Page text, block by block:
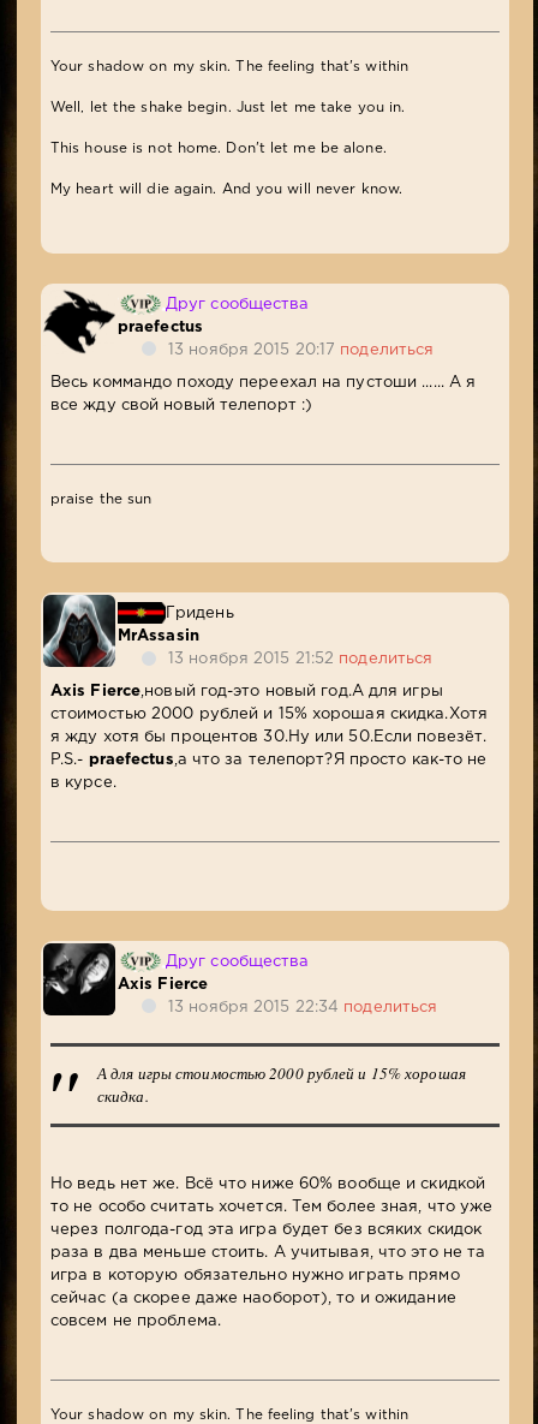
Your shadow on my skin. The feeling that's within
Well, let the shake begin. Just let me take you in.
This house is not home. Don't let me be alone.
My heart will die again. And you will never know.
Друг сообщества
praefectus
13 ноября 2015 20:17 поделиться
Весь коммандо походу переехал на пустоши ...... А я
все жду свой новый телепорт :)
praise the sun
Гридень
MrAssasin
13 ноября 2015 21:52
поделиться
Axis Fierce ,новый год-это новый год.А для игры
стоимостью 2000 рублей и 15% хорошая скидка.Хотя
я жду хотя бы процентов 30.Ну или 50.Если повезёт.
P.S.- praefectus ,а что за телепорт?Я просто как-то не
в курсе.
Друг сообщества
Axis Fierce
13 ноября 2015 22:34 поделиться
А для игры стоимостью 2000 рублей и 15% хорошая
скидка.
Но ведь нет же. Всё что ниже 60% вообще и скидкой
то не особо считать хочется. Тем более зная, что уже
через полгода-год эта игра будет без всяких скидок
раза в два меньше стоить. А учитывая, что это не та
игра в которую обязательно нужно играть прямо
сейчас (а скорее даже наоборот), то и ожидание
совсем не проблема.
Your shadow on my skin. The feeling that's within